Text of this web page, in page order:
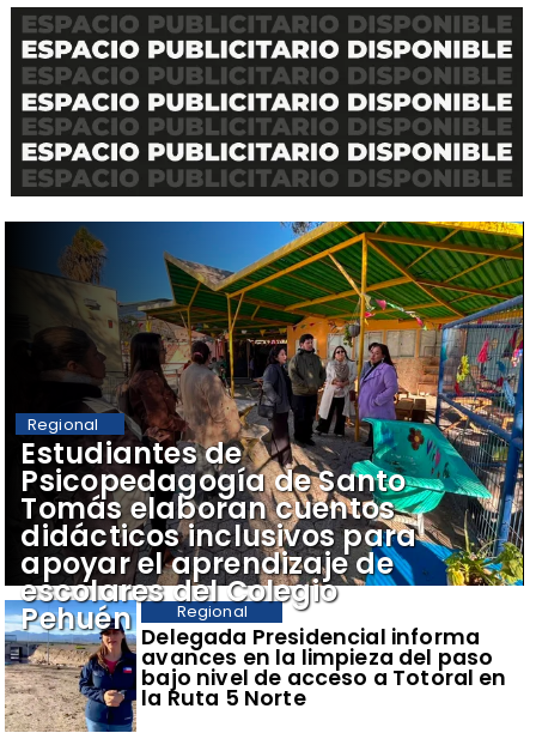
​Delegada Presidencial informa
avances en la limpieza del paso
bajo nivel de acceso a Totoral en
la Ruta 5 Norte
Regional
​Estudiantes de
Psicopedagogía de Santo
Tomás elaboran cuentos
didácticos inclusivos para
apoyar el aprendizaje de
escolares del Colegio
Pehuén
Regional